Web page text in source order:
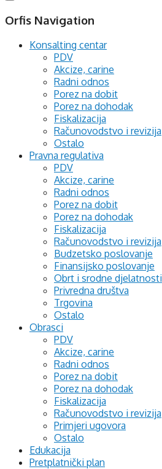
Orfis Navigation
Konsalting centar
PDV
Akcize, carine
Radni odnos
Porez na dobit
Porez na dohodak
Fiskalizacija
Računovodstvo i revizija
Ostalo
Pravna regulativa
PDV
Akcize, carine
Radni odnos
Porez na dobit
Porez na dohodak
Fiskalizacija
Računovodstvo i revizija
Budzetsko poslovanje
Finansijsko poslovanje
Obrt i srodne djelatnosti
Privredna društva
Trgovina
Ostalo
Obrasci
PDV
Akcize, carine
Radni odnos
Porez na dobit
Porez na dohodak
Fiskalizacija
Računovodstvo i revizija
Primjeri ugovora
Ostalo
Edukacija
Pretplatnički plan